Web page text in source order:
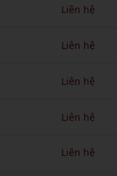
Liên hệ
Liên hệ
Liên hệ
Liên hệ
Liên hệ